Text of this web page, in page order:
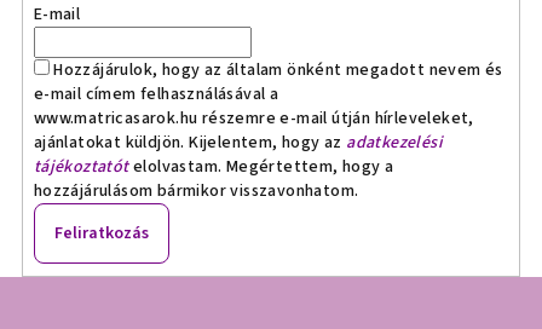
E-mail
Hozzájárulok, hogy az általam önként megadott nevem és
e-mail címem felhasználásával a
www.matricasarok.hu részemre e-mail útján hírleveleket,
ajánlatokat küldjön. Kijelentem, hogy az adatkezelési
tájékoztatótelolvastam. Megértettem, hogy a
hozzájárulásom bármikor visszavonhatom.
Feliratkozás